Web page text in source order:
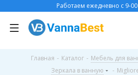
Работаем ежедневно с 9-
Главная - Каталог - Мебель для
Зеркала в ванную
-